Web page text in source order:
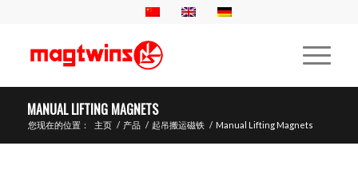
MANUAL LIFTING MAGNETS
您现在的位置： 主页 / 产品 / 起吊搬运磁铁 / Manual Lifting Magnets